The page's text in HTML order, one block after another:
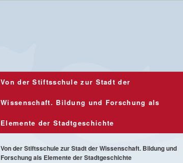
Von der Stiftsschule zur Stadt der
Wissenschaft. Bildung und Forschung als
Elemente der Stadtgeschichte
Von der Stiftsschule zur Stadt der Wissenschaft. Bildung und
Forschung als Elemente der Stadtgeschichte